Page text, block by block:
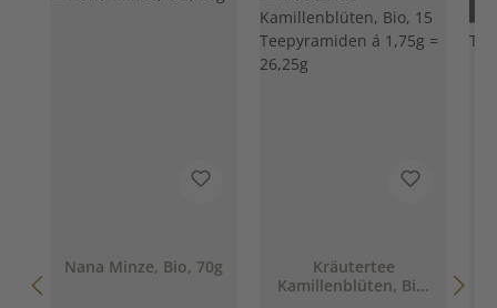
Nana Minze, Bio, 70g
Kräutertee
Kamillenblüten, Bio,